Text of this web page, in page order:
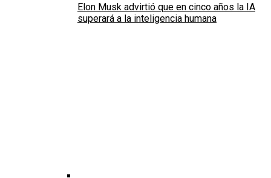
Elon Musk advirtió que en cinco años la IA
superará a la inteligencia humana